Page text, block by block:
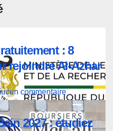
: 8
rejoindre Al-Azhar
commentaire
2027 : étudiez